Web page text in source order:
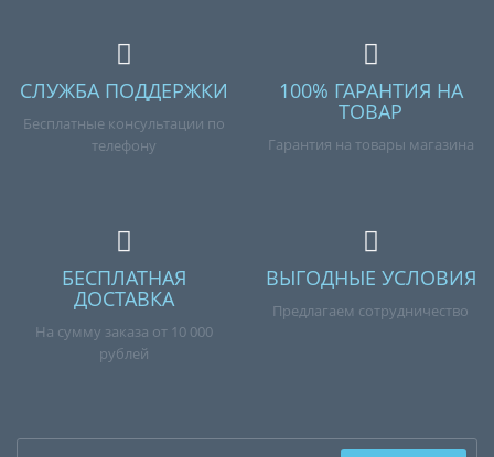
СЛУЖБА ПОДДЕРЖКИ
Бесплатные консультации по
телефону
100% ГАРАНТИЯ НА
ТОВАР
Гарантия на товары магазина
БЕСПЛАТНАЯ
ДОСТАВКА
На сумму заказа от 10 000
рублей
ВЫГОДНЫЕ УСЛОВИЯ
Предлагаем сотрудничество